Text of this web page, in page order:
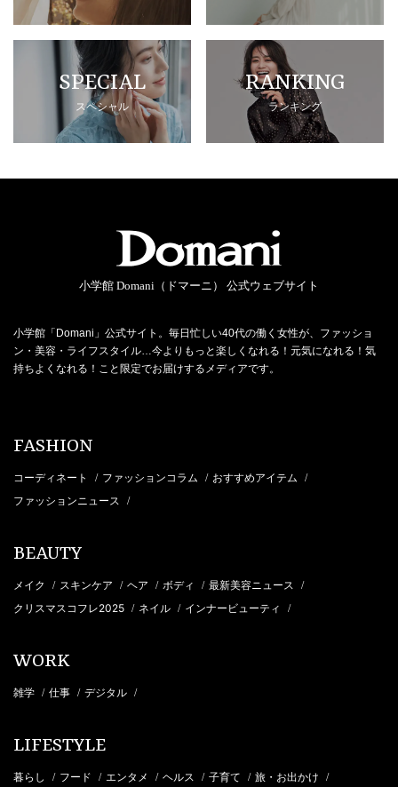
SPECIAL
スペシャル
RANKING
ランキング
小学館 Domani（ドマーニ） 公式ウェブサイト
小学館「Domani」公式サイト。毎日忙しい40代の働く女性が、ファッショ
ン・美容・ライフスタイル…今よりもっと楽しくなれる！元気になれる！気
持ちよくなれる！こと限定でお届けするメディアです。
FASHION
コーディネート / ファッションコラム / おすすめアイテム /
ファッションニュース /
BEAUTY
メイク / スキンケア / ヘア / ボディ / 最新美容ニュース /
クリスマスコフレ2025 / ネイル / インナービューティ /
WORK
雑学 / 仕事 / デジタル /
LIFESTYLE
暮らし / フード / エンタメ / ヘルス / 子育て / 旅・お出かけ /